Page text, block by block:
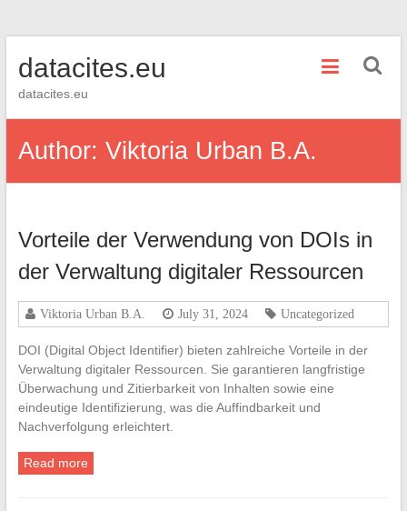
datacites.eu
datacites.eu
Author: Viktoria Urban B.A.
Vorteile der Verwendung von DOIs in
der Verwaltung digitaler Ressourcen
Viktoria Urban B.A. July 31, 2024 Uncategorized
DOI (Digital Object Identifier) bieten zahlreiche Vorteile in der
Verwaltung digitaler Ressourcen. Sie garantieren langfristige
Überwachung und Zitierbarkeit von Inhalten sowie eine
eindeutige Identifizierung, was die Auffindbarkeit und
Nachverfolgung erleichtert.
Read more